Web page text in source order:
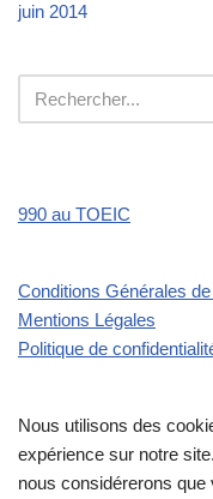
juin 2014
990 au TOEIC
Conditions Générales
Mentions Légales
Politique de
Nous utilisons des
expérience sur notre
nous considérerons